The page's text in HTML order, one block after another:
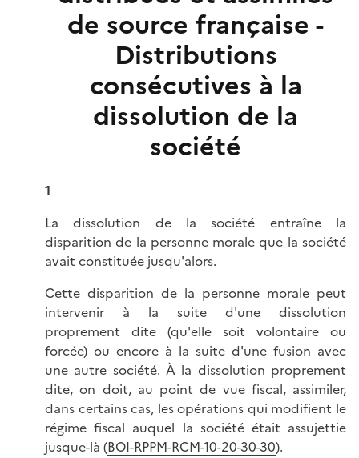
de source française -
Distributions
consécutives à la
dissolution de la
société
1
La dissolution de la société entraîne la
disparition de la personne morale que la société
avait constituée jusqu'alors.
Cette disparition de la personne morale peut
intervenir à la suite d'une dissolution
proprement dite (qu'elle soit volontaire ou
forcée) ou encore à la suite d'une fusion avec
une autre société. À la dissolution proprement
dite, on doit, au point de vue fiscal, assimiler,
dans certains cas, les opérations qui modifient le
régime fiscal auquel la société était assujettie
jusque-là (BOI-RPPM-RCM-10-20-30-30).